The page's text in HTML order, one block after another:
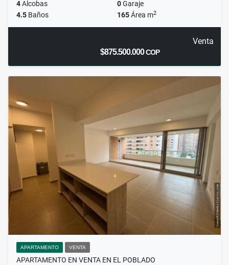
4Alcobas 0Garaje
4.5 Baños 165Área m2
Venta
$875.500.000COP
APARTAMENTO VENTA
APARTAMENTO EN VENTA EN EL POBLADO